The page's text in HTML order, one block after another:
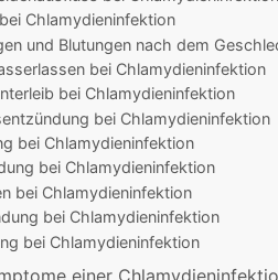
Chlamydieninfektion
und Blutungen nach dem
bei Chlamydieninfektion
bei Chlamydieninfektion
bei Chlamydieninfektion
bei Chlamydieninfektion
bei Chlamydieninfektion
bei Chlamydieninfektion
bei Chlamydieninfektion
bei Chlamydieninfektion